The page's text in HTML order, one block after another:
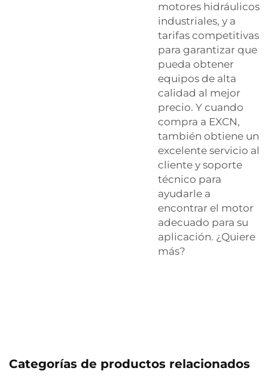
motores hidráulicos
industriales, y a
tarifas competitivas
para garantizar que
pueda obtener
equipos de alta
calidad al mejor
precio. Y cuando
compra a EXCN,
también obtiene un
excelente servicio al
cliente y soporte
técnico para
ayudarle a
encontrar el motor
adecuado para su
aplicación. ¿Quiere
más?
Categorías de productos relacionados